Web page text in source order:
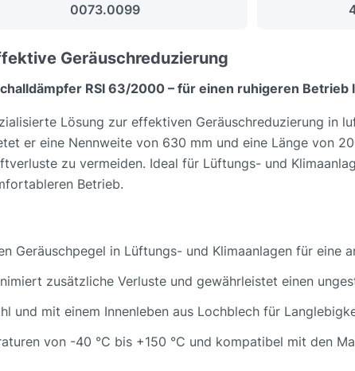
0073.0099
Geräuschreduzierung
RSI 63/2000 – für einen ruhigeren Betrieb
Lösung zur effektiven Geräuschreduzierung in
er eine Nennweite von 630 mm und eine Länge von
zu vermeiden. Ideal für Lüftungs- und
Betrieb.
Geräuschpegel in Lüftungs- und Klimaanlagen für eine
zusätzliche Verluste und gewährleistet einen
und mit einem Innenleben aus Lochblech für
von -40 °C bis +150 °C und kompatibel mit den